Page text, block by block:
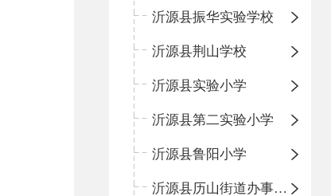
沂源县振华实验学校
沂源县荆山学校
沂源县实验小学
沂源县第二实验小学
沂源县鲁阳小学
沂源县历山街道办事处振兴路小学